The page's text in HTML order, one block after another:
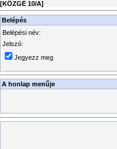
[KÖZGÉ 10/A]
Belépés
Belépési név:
Jelszó:
Jegyezz meg
A honlap menűje